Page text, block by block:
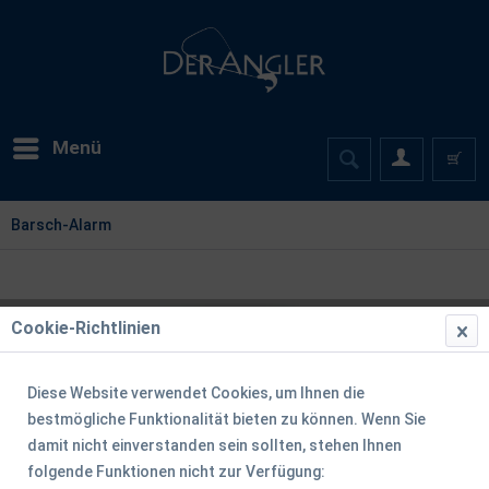
Menü
Barsch-Alarm
Cookie-Richtlinien
Diese Website verwendet Cookies, um Ihnen die
bestmögliche Funktionalität bieten zu können. Wenn Sie
damit nicht einverstanden sein sollten, stehen Ihnen
folgende Funktionen nicht zur Verfügung: